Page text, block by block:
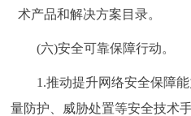
术产品和解决方案目录。
(六)安全可靠保障行动。
1.推动提升网络安全保障能
量防护、威胁处置等安全技术